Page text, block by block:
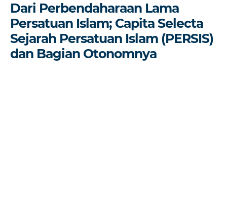
Dari Perbendaharaan Lama
Persatuan Islam; Capita Selecta
Sejarah Persatuan Islam (PERSIS)
dan Bagian Otonomnya